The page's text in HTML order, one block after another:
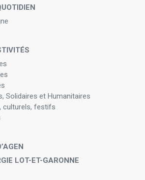
Solidaires et Humanitaires
culturels, festifs
LOT-ET-GARONNE